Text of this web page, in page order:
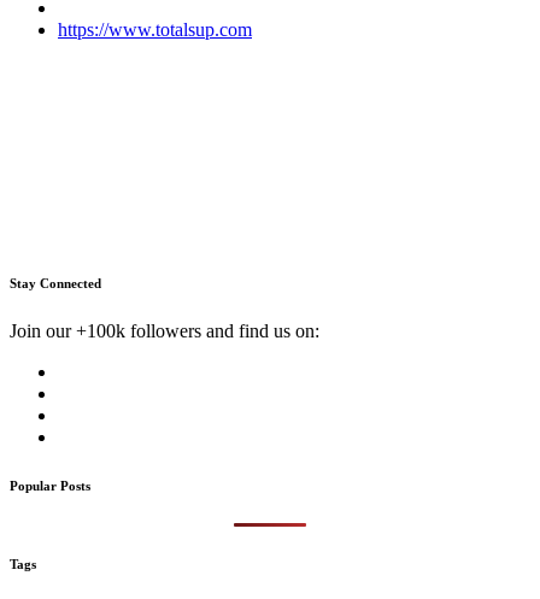
https://www.totalsup.com
Stay Connected
Join our +100k followers and find us on:
Popular Posts
Tags